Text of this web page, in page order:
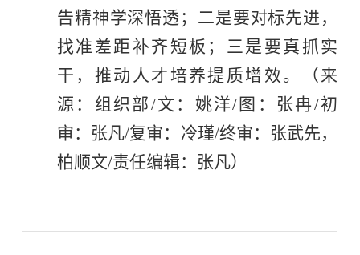
告精神学深悟透；二是要对标先进，
找准差距补齐短板；三是要真抓实
干，推动人才培养提质增效。
（来
源：组织部/文： 姚洋/ 图：张冉/初
审：张凡/复审： 冷瑾/终审： 张武先，
柏顺文/责任编辑： 张凡）